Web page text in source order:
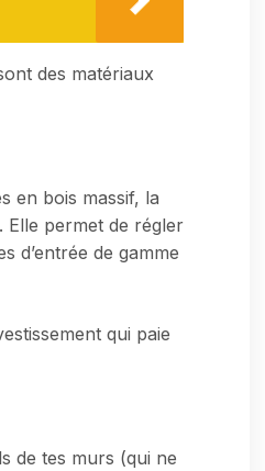
des matériaux
en bois massif, la
Elle permet de régler
d’entrée de gamme
qui paie
de tes murs (qui ne